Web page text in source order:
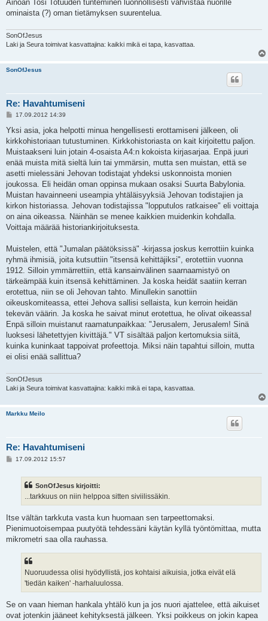
Ainoan Tosi Totuuden tunteminen luonnollisesti vahvistaa nuorille
ominaista (?) oman tietämyksen suurentelua.
SonOfJesus
Laki ja Seura toimivat kasvattajina: kaikki mikä ei tapa, kasvattaa.
SonOfJesus
Re: Havahtumiseni
V
e
t
i
17.09.2012 14:39
Yksi asia, joka helpotti minua hengellisesti erottamiseni jälkeen, oli
kirkkohistoriaan tutustuminen. Kirkkohistoriasta on kait kirjoitettu paljon.
Muistaakseni luin jotain 4-osaista A4:n kokoista kirjasarjaa. Enpä juuri
enää muista mitä sieltä luin tai ymmärsin, mutta sen muistan, että se
asetti mielessäni Jehovan todistajat yhdeksi uskonnoista monien
joukossa. Eli heidän oman oppinsa mukaan osaksi Suurta Babylonia.
Muistan havainneeni useampia yhtäläisyyksiä Jehovan todistajien ja
kirkon historiassa. Jehovan todistajissa "lopputulos ratkaisee" eli voittaja
on aina oikeassa. Näinhän se menee kaikkien muidenkin kohdalla.
Voittaja määrää historiankirjoituksesta.
Muistelen, että "Jumalan päätöksissä" -kirjassa joskus kerrottiin kuinka
ryhmä ihmisiä, joita kutsuttiin "itsensä kehittäjiksi", erotettiin vuonna
1912. Silloin ymmärrettiin, että kansainvälinen saarnaamistyö on
tärkeämpää kuin itsensä kehittäminen. Ja koska heidät saatiin kerran
erotettua, niin se oli Jehovan tahto. Minullekin sanottiin
oikeuskomiteassa, ettei Jehova sallisi sellaista, kun kerroin heidän
tekevän väärin. Ja koska he saivat minut erotettua, he olivat oikeassa!
Enpä silloin muistanut raamatunpaikkaa: "Jerusalem, Jerusalem! Sinä
luoksesi lähetettyjen kivittäjä." VT sisältää paljon kertomuksia siitä,
kuinka kuninkaat tappoivat profeettoja. Miksi näin tapahtui silloin, mutta
ei olisi enää sallittua?
SonOfJesus
Laki ja Seura toimivat kasvattajina: kaikki mikä ei tapa, kasvattaa.
Markku Meilo
Re: Havahtumiseni
V17.09.2012 15:57
SonOfJesus kirjoitti:
...tarkkuus on niin helppoa sitten siviilissäkin.
Itse vältän tarkkuta vasta kun huomaan sen tarpeettomaksi.
Pienimuotoisempaa puutyötä tehdessäni käytän kyllä työntömittaa, mutta
mikrometri saa olla rauhassa.
Nuoruudessa olisi hyödyllistä, jos kohtaisi aikuisia, jotka eivät elä
'tiedän kaiken' -harhaluulossa.
Se on vaan hieman hankala yhtälö kun ja jos nuori ajattelee, että aikuiset
ovat jotenkin jääneet kehityksestä jälkeen. Yksi poikkeus on jokin kapea